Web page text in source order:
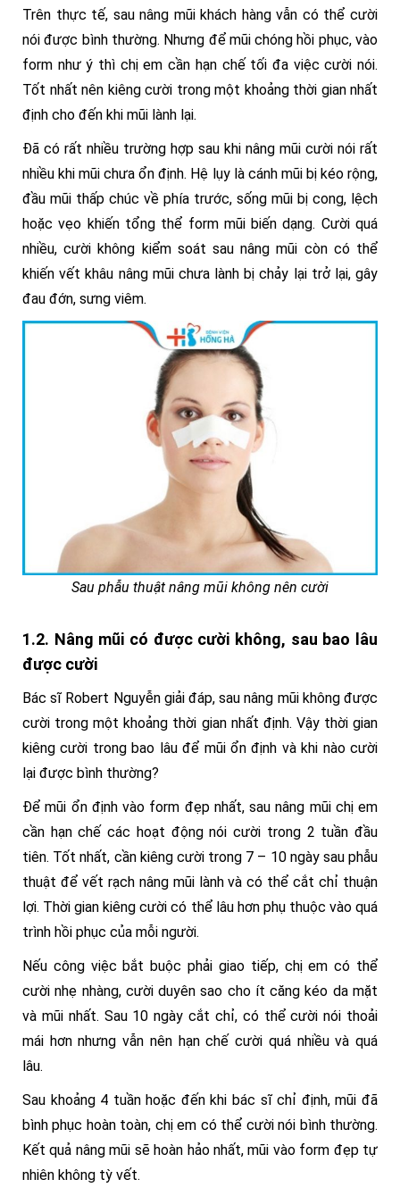
Trên thực tế, sau nâng mũi khách hàng vẫn có thể cười
nói được bình thường. Nhưng để mũi chóng hồi phục, vào
form như ý thì chị em cần hạn chế tối đa việc cười nói.
Tốt nhất nên kiêng cười trong một khoảng thời gian nhất
định cho đến khi mũi lành lại.
Đã có rất nhiều trường hợp sau khi nâng mũi cười nói rất
nhiều khi mũi chưa ổn định. Hệ lụy là cánh mũi bị kéo rộng,
đầu mũi thấp chúc về phía trước, sống mũi bị cong, lệch
hoặc vẹo khiến tổng thể form mũi biến dạng. Cười quá
nhiều, cười không kiểm soát sau nâng mũi còn có thể
khiến vết khâu nâng mũi chưa lành bị chảy lại trở lại, gây
đau đớn, sưng viêm.
Sau phẫu thuật nâng mũi không nên cười
1.2. Nâng mũi có được cười không, sau bao lâu
được cười
Bác sĩ Robert Nguyễn giải đáp, sau nâng mũi không được
cười trong một khoảng thời gian nhất định. Vậy thời gian
kiêng cười trong bao lâu để mũi ổn định và khi nào cười
lại được bình thường?
Để mũi ổn định vào form đẹp nhất, sau nâng mũi chị em
cần hạn chế các hoạt động nói cười trong 2 tuần đầu
tiên. Tốt nhất, cần kiêng cười trong 7 – 10 ngày sau phẫu
thuật để vết rạch nâng mũi lành và có thể cắt chỉ thuận
lợi. Thời gian kiêng cười có thể lâu hơn phụ thuộc vào quá
trình hồi phục của mỗi người.
Nếu công việc bắt buộc phải giao tiếp, chị em có thể
cười nhẹ nhàng, cười duyên sao cho ít căng kéo da mặt
và mũi nhất. Sau 10 ngày cắt chỉ, có thể cười nói thoải
mái hơn nhưng vẫn nên hạn chế cười quá nhiều và quá
lâu.
Sau khoảng 4 tuần hoặc đến khi bác sĩ chỉ định, mũi đã
bình phục hoàn toàn, chị em có thể cười nói bình thường.
Kết quả nâng mũi sẽ hoàn hảo nhất, mũi vào form đẹp tự
nhiên không tỳ vết.